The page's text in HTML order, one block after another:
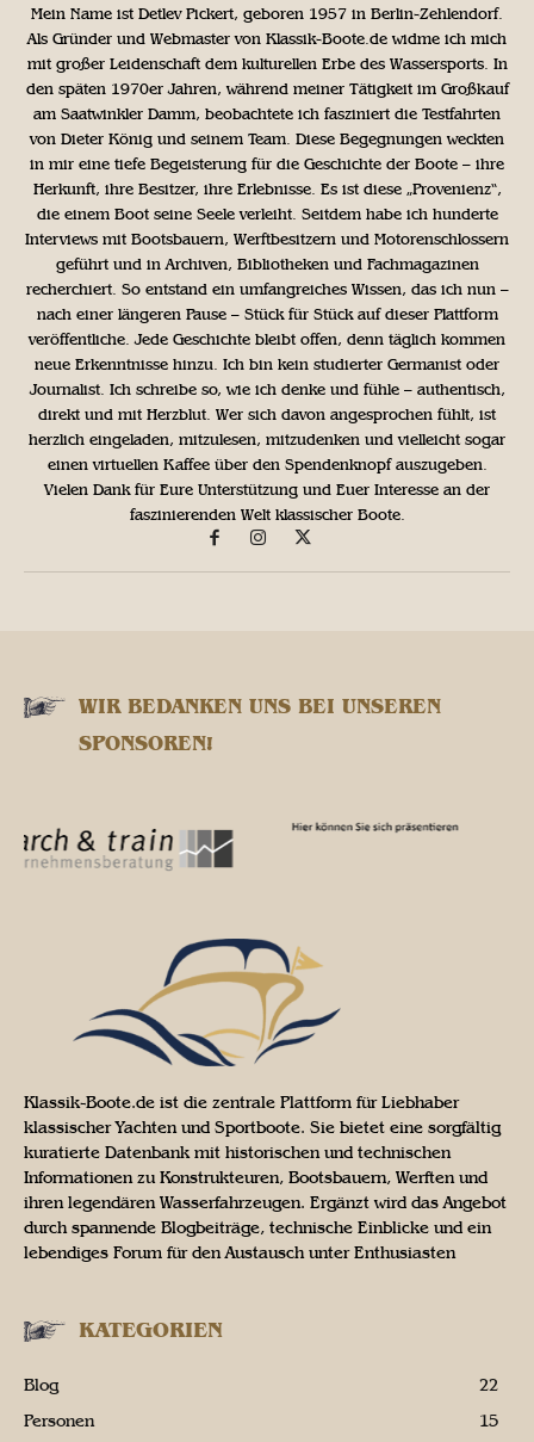
Mein Name ist Detlev Pickert, geboren 1957 in Berlin-Zehlendorf.
Als Gründer und Webmaster von Klassik-Boote.de widme ich mich
mit großer Leidenschaft dem kulturellen Erbe des Wassersports. In
den späten 1970er Jahren, während meiner Tätigkeit im Großkauf
am Saatwinkler Damm, beobachtete ich fasziniert die Testfahrten
von Dieter König und seinem Team. Diese Begegnungen weckten
in mir eine tiefe Begeisterung für die Geschichte der Boote – ihre
Herkunft, ihre Besitzer, ihre Erlebnisse. Es ist diese „Provenienz“,
die einem Boot seine Seele verleiht. Seitdem habe ich hunderte
Interviews mit Bootsbauern, Werftbesitzern und Motorenschlossern
geführt und in Archiven, Bibliotheken und Fachmagazinen
recherchiert. So entstand ein umfangreiches Wissen, das ich nun –
nach einer längeren Pause – Stück für Stück auf dieser Plattform
veröffentliche. Jede Geschichte bleibt offen, denn täglich kommen
neue Erkenntnisse hinzu. Ich bin kein studierter Germanist oder
Journalist. Ich schreibe so, wie ich denke und fühle – authentisch,
direkt und mit Herzblut. Wer sich davon angesprochen fühlt, ist
herzlich eingeladen, mitzulesen, mitzudenken und vielleicht sogar
einen virtuellen Kaffee über den Spendenknopf auszugeben.
Vielen Dank für Eure Unterstützung und Euer Interesse an der
faszinierenden Welt klassischer Boote.
WIR BEDANKEN UNS BEI UNSEREN
SPONSOREN!
Klassik-Boote.de ist die zentrale Plattform für Liebhaber
klassischer Yachten und Sportboote. Sie bietet eine sorgfältig
kuratierte Datenbank mit historischen und technischen
Informationen zu Konstrukteuren, Bootsbauern, Werften und
ihren legendären Wasserfahrzeugen. Ergänzt wird das Angebot
durch spannende Blogbeiträge, technische Einblicke und ein
lebendiges Forum für den Austausch unter Enthusiasten
KATEGORIEN
Blog
22
Personen
15